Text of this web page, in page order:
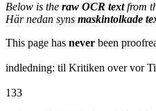
Below is the raw OCR textfrom
Här nedan syns maskintolkade
This page has never been
indledning: til Kritiken over vor
133